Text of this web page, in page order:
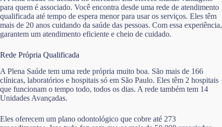
para quem é associado. Você encontra desde uma rede de atendimento
qualificada até tempo de espera menor para usar os serviços. Eles têm
mais de 20 anos cuidando da saúde das pessoas. Com essa experiência,
garantem um atendimento eficiente e cheio de cuidado.
Rede Própria Qualificada
A Plena Saúde tem uma rede própria muito boa. São mais de 166
clínicas, laboratórios e hospitais só em São Paulo. Eles têm 2 hospitais
que funcionam o tempo todo, todos os dias. A rede também tem 14
Unidades Avançadas.
Eles oferecem um plano odontológico que cobre até 273